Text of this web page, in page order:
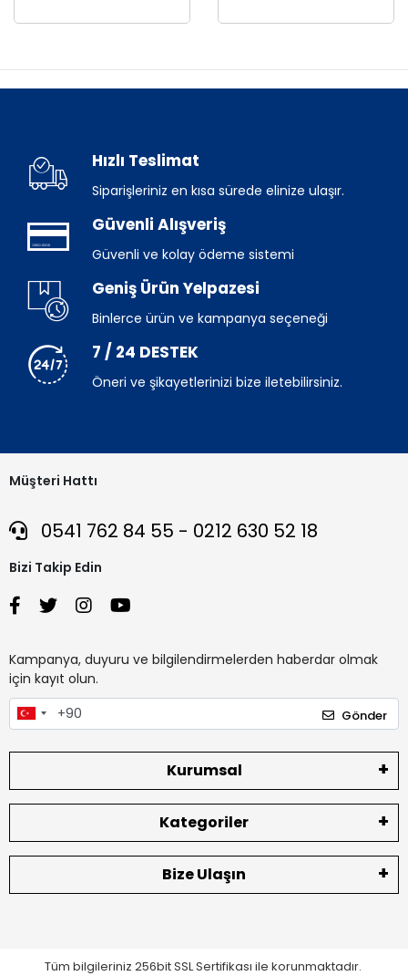
Hızlı Teslimat
Siparişleriniz en kısa sürede elinize ulaşır.
Güvenli Alışveriş
Güvenli ve kolay ödeme sistemi
Geniş Ürün Yelpazesi
Binlerce ürün ve kampanya seçeneği
7 / 24 DESTEK
Öneri ve şikayetlerinizi bize iletebilirsiniz.
Müşteri Hattı
0541 762 84 55 - 0212 630 52 18
Bizi Takip Edin
Kampanya, duyuru ve bilgilendirmelerden haberdar olmak
için kayıt olun.
Gönder
Kurumsal
Kategoriler
Bize Ulaşın
Tüm bilgileriniz 256bit SSL Sertifikası ile korunmaktadır.